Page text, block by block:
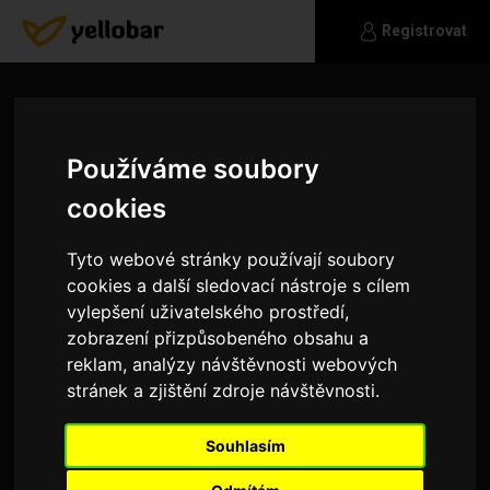
Používáme soubory
cookies
Tyto webové stránky používají soubory
cookies a další sledovací nástroje s cílem
vylepšení uživatelského prostředí,
zobrazení přizpůsobeného obsahu a
reklam, analýzy návštěvnosti webových
stránek a zjištění zdroje návštěvnosti.
Souhlasím
Registrovat
buchtaa420
nejlepší jsou procházky cestami které neznám
člověk může zažít i nějaké dobrodružství tak